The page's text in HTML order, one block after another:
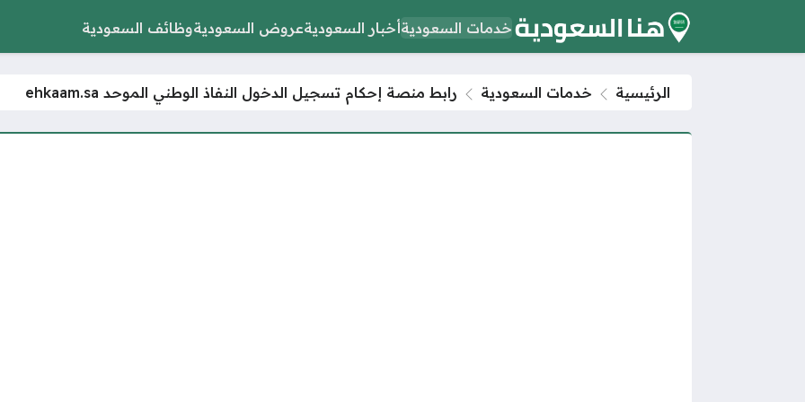
خدمات السعوديةأخبار السعوديةعروض السعوديةوظائف السعودية
الرئيسية خدمات السعودية رابط منصة إحكام تسجيل الدخول النفاذ الوطني الموحد ehkaam.sa